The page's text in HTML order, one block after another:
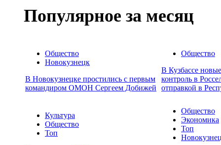
Популярное за месяц
Общество
Новокузнецк
В Новокузнецке простились с первым
командиром ОМОН Сергеем Добижей
Общество
В Кузбассе
контроль в
отправкой в
Культура
Общество
Топ
Общество
Экономика
Топ